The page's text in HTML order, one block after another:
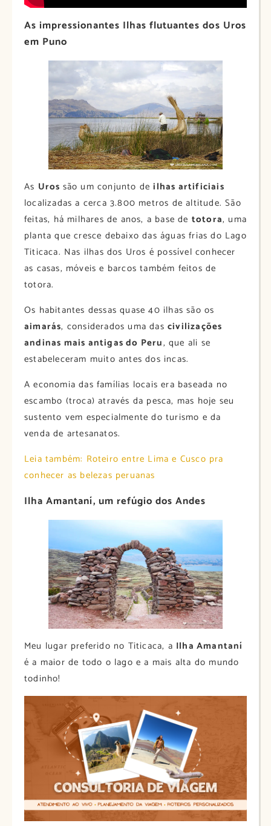
As impressionantes Ilhas flutuantes dos Uros
em Puno
As Uros são um conjunto deilhas artificiais
localizadas a cerca 3.800 metros de altitude. São
feitas, há milhares de anos, a base de totora, uma
planta que cresce debaixo das águas frias do Lago
Titicaca. Nas ilhas dos Uros é possível conhecer
as casas, móveis e barcos também feitos de
totora.
Os habitantes dessas quase 40 ilhas são os
aimarás, considerados uma dascivilizações
andinas mais antigas do Peru, que ali se
estabeleceram muito antes dos incas.
A economia das famílias locais era baseada no
escambo (troca) através da pesca, mas hoje seu
sustento vem especialmente do turismo e da
venda de artesanatos.
Leia também: Roteiro entre Lima e Cusco pra
conhecer as belezas peruanas
Ilha Amantaní, um refúgio dos Andes
Meu lugar preferido no Titicaca, a Ilha Amantaní
é a maior de todo o lago e a mais alta do mundo
todinho!